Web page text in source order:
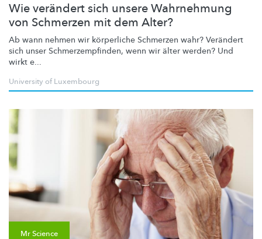
Wie verändert sich unsere Wahrnehmung
von Schmerzen mit dem Alter?
Ab wann nehmen wir körperliche Schmerzen wahr? Verändert
sich unser Schmerzempfinden, wenn wir älter werden? Und
wirkt e...
University of Luxembourg
Mr Science